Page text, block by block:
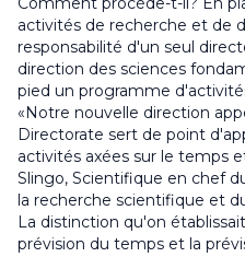
activités de recherche et de
responsabilité d'un seul
direction des sciences
pied un programme
«Notre nouvelle direction
Directorate sert de point
activités axées sur le temps
Slingo, Scientifique en chef
la recherche scientifique et
La distinction qu'on
prévision du temps et la